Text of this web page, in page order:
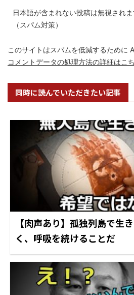
日本語が含まれない投稿は無視されま
（スパム対策）
このサイトはスパムを低減するために
コメントデータの処理方法の詳細はこ
同時に読んでいただきたい記事
【肉声あり】孤独列島で生
く、呼吸を続けることだ